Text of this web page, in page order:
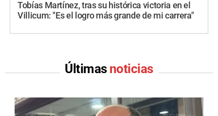
Tobías Martínez, tras su histórica victoria en el
Villicum: "Es el logro más grande de mi carrera"
Últimas noticias